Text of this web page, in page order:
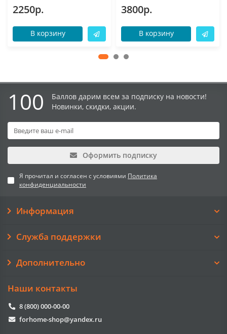
2250р.
В корзину
3800р.
В корзину
100
Баллов дарим всем за подписку на новости!
Новинки, скидки, акции.
Оформить подписку
Я прочитал и согласен с условиями Политика
конфиденциальности
Информация
Служба поддержки
Дополнительно
Наши контакты
8 (800) 000-00-00
forhome-shop@yandex.ru